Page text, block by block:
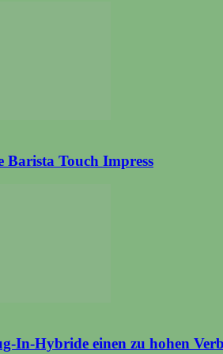
Barista Touch Impress
In-Hybride einen zu hohen